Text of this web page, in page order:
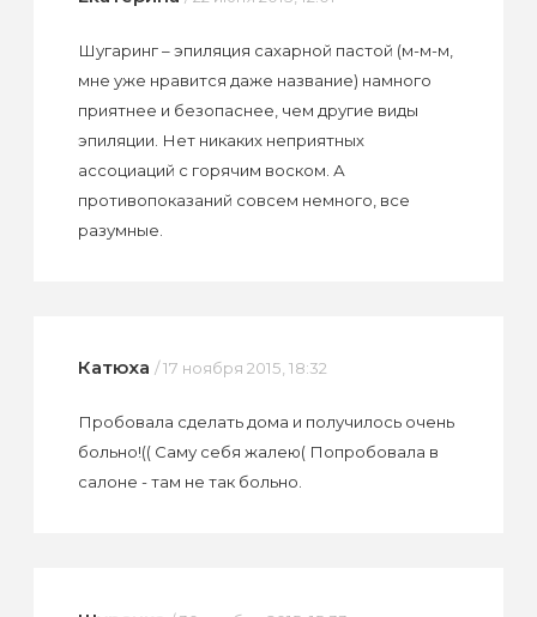
Шугаринг – эпиляция сахарной пастой (м-м-м,
мне уже нравится даже название) намного
приятнее и безопаснее, чем другие виды
эпиляции. Нет никаких неприятных
ассоциаций с горячим воском. А
противопоказаний совсем немного, все
разумные.
Катюха / 17 ноября 2015, 18:32
Пробовала сделать дома и получилось очень
больно!(( Саму себя жалею( Попробовала в
салоне - там не так больно.